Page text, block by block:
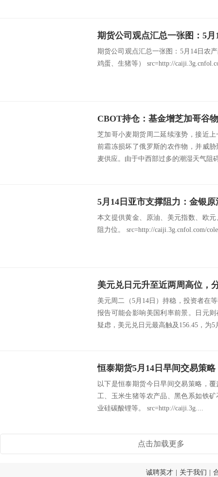
期货公司观点汇总一张图：5月14日农
鸡蛋、生猪等） src=http://
芝加哥小麦期货周二延续涨势，接近
前霜冻损坏了俄罗斯的农作物，并威
麦供应。由于中西部过多的潮湿天气阻
本文提供黄金、原油、美元指数、欧
阻力位。 src=http://caiji.3g.cnfol.com/
美元兑日元升至近两周高位，
美元周二（5月14日）持稳，投资者在
报告可能会影响美国利率前景。日元
疑虑，美元兑日元最高触及156.45，为5
恒泰期货5月14日早间交易策略
以下是恒泰期货今日早间交易策略，
工、玉米生猪等农产品、黑色系如铁
业硅碳酸锂等。 src=http://caiji.3g....
点击加载更多
诚聘英才 关于我们